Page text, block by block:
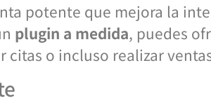
potente que mejora la
plugin a medida, puedes
citas o incluso realizar